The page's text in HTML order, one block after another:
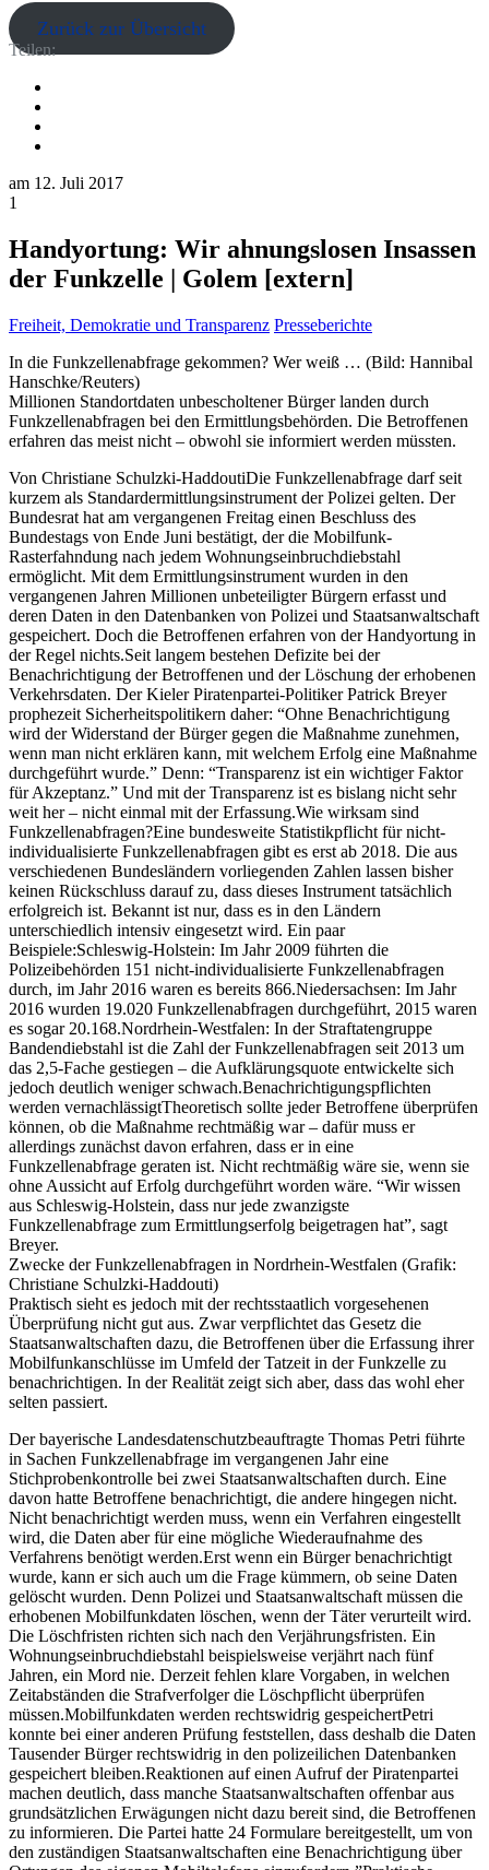
Zurück zur Übersicht
Teilen:
am 12. Juli 2017
1
Handyortung: Wir ahnungslosen Insassen
der Funkzelle | Golem [extern]
Freiheit, Demokratie und Transparenz Presseberichte
In die Funkzellenabfrage gekommen? Wer weiß … (Bild: Hannibal
Hanschke/Reuters)
Millionen Standortdaten unbescholtener Bürger landen durch
Funkzellenabfragen bei den Ermittlungsbehörden. Die Betroffenen
erfahren das meist nicht – obwohl sie informiert werden müssten.
Von Christiane Schulzki-HaddoutiDie Funkzellenabfrage darf seit
kurzem als Standardermittlungsinstrument der Polizei gelten. Der
Bundesrat hat am vergangenen Freitag einen Beschluss des
Bundestags von Ende Juni bestätigt, der die Mobilfunk-
Rasterfahndung nach jedem Wohnungseinbruchdiebstahl
ermöglicht. Mit dem Ermittlungsinstrument wurden in den
vergangenen Jahren Millionen unbeteiligter Bürgern erfasst und
deren Daten in den Datenbanken von Polizei und Staatsanwaltschaft
gespeichert. Doch die Betroffenen erfahren von der Handyortung in
der Regel nichts.Seit langem bestehen Defizite bei der
Benachrichtigung der Betroffenen und der Löschung der erhobenen
Verkehrsdaten. Der Kieler Piratenpartei-Politiker Patrick Breyer
prophezeit Sicherheitspolitikern daher: “Ohne Benachrichtigung
wird der Widerstand der Bürger gegen die Maßnahme zunehmen,
wenn man nicht erklären kann, mit welchem Erfolg eine Maßnahme
durchgeführt wurde.” Denn: “Transparenz ist ein wichtiger Faktor
für Akzeptanz.” Und mit der Transparenz ist es bislang nicht sehr
weit her – nicht einmal mit der Erfassung.Wie wirksam sind
Funkzellenabfragen?Eine bundesweite Statistikpflicht für nicht-
individualisierte Funkzellenabfragen gibt es erst ab 2018. Die aus
verschiedenen Bundesländern vorliegenden Zahlen lassen bisher
keinen Rückschluss darauf zu, dass dieses Instrument tatsächlich
erfolgreich ist. Bekannt ist nur, dass es in den Ländern
unterschiedlich intensiv eingesetzt wird. Ein paar
Beispiele:Schleswig-Holstein: Im Jahr 2009 führten die
Polizeibehörden 151 nicht-individualisierte Funkzellenabfragen
durch, im Jahr 2016 waren es bereits 866.Niedersachsen: Im Jahr
2016 wurden 19.020 Funkzellenabfragen durchgeführt, 2015 waren
es sogar 20.168.Nordrhein-Westfalen: In der Straftatengruppe
Bandendiebstahl ist die Zahl der Funkzellenabfragen seit 2013 um
das 2,5-Fache gestiegen – die Aufklärungsquote entwickelte sich
jedoch deutlich weniger schwach.Benachrichtigungspflichten
werden vernachlässigtTheoretisch sollte jeder Betroffene überprüfen
können, ob die Maßnahme rechtmäßig war – dafür muss er
allerdings zunächst davon erfahren, dass er in eine
Funkzellenabfrage geraten ist. Nicht rechtmäßig wäre sie, wenn sie
ohne Aussicht auf Erfolg durchgeführt worden wäre. “Wir wissen
aus Schleswig-Holstein, dass nur jede zwanzigste
Funkzellenabfrage zum Ermittlungserfolg beigetragen hat”, sagt
Breyer.
Zwecke der Funkzellenabfragen in Nordrhein-Westfalen (Grafik:
Christiane Schulzki-Haddouti)
Praktisch sieht es jedoch mit der rechtsstaatlich vorgesehenen
Überprüfung nicht gut aus. Zwar verpflichtet das Gesetz die
Staatsanwaltschaften dazu, die Betroffenen über die Erfassung ihrer
Mobilfunkanschlüsse im Umfeld der Tatzeit in der Funkzelle zu
benachrichtigen. In der Realität zeigt sich aber, dass das wohl eher
selten passiert.
Der bayerische Landesdatenschutzbeauftragte Thomas Petri führte
in Sachen Funkzellenabfrage im vergangenen Jahr eine
Stichprobenkontrolle bei zwei Staatsanwaltschaften durch. Eine
davon hatte Betroffene benachrichtigt, die andere hingegen nicht.
Nicht benachrichtigt werden muss, wenn ein Verfahren eingestellt
wird, die Daten aber für eine mögliche Wiederaufnahme des
Verfahrens benötigt werden.Erst wenn ein Bürger benachrichtigt
wurde, kann er sich auch um die Frage kümmern, ob seine Daten
gelöscht wurden. Denn Polizei und Staatsanwaltschaft müssen die
erhobenen Mobilfunkdaten löschen, wenn der Täter verurteilt wird.
Die Löschfristen richten sich nach den Verjährungsfristen. Ein
Wohnungseinbruchdiebstahl beispielsweise verjährt nach fünf
Jahren, ein Mord nie. Derzeit fehlen klare Vorgaben, in welchen
Zeitabständen die Strafverfolger die Löschpflicht überprüfen
müssen.Mobilfunkdaten werden rechtswidrig gespeichertPetri
konnte bei einer anderen Prüfung feststellen, dass deshalb die Daten
Tausender Bürger rechtswidrig in den polizeilichen Datenbanken
gespeichert bleiben.Reaktionen auf einen Aufruf der Piratenpartei
machen deutlich, dass manche Staatsanwaltschaften offenbar aus
grundsätzlichen Erwägungen nicht dazu bereit sind, die Betroffenen
zu informieren. Die Partei hatte 24 Formulare bereitgestellt, um von
den zuständigen Staatsanwaltschaften eine Benachrichtigung über